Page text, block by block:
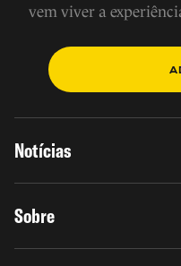
vem viver a
Notícias
Sobre